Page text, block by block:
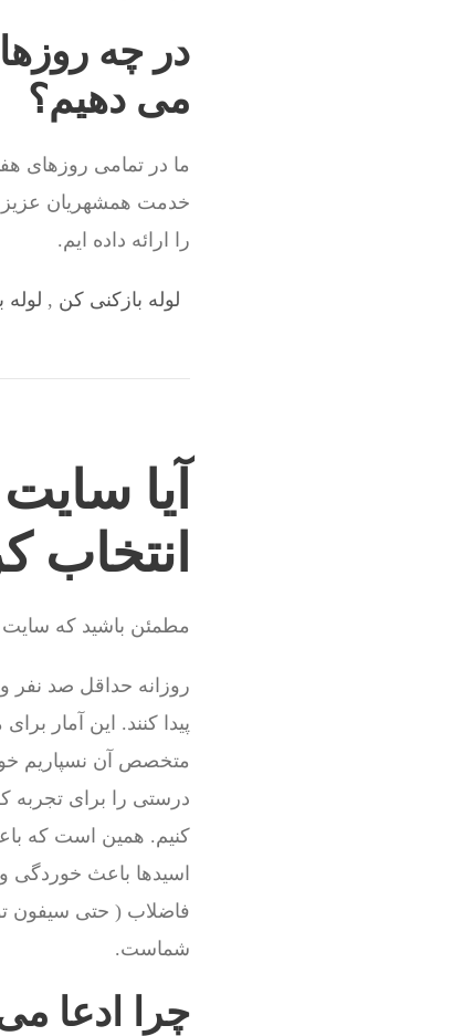
در چه
می دهیم؟
ما در تمامی روزهای
خدمت همشهریان عزیز
را ارائه داده ایم.
لوله بازکنی کن ,
آیا
انتخاب
مطمئن باشید که
روزانه حداقل صد نفر
پیدا کنند. این آمار
متخصص آن نسپاریم
درستی را برای تجربه
کنیم. همین است که
اسیدها باعث خوردگی
فاضلاب ( حتی سیفون
شماست.
چرا ادعا